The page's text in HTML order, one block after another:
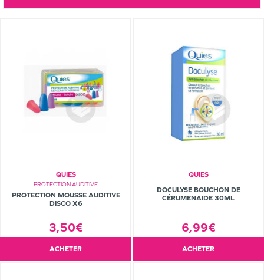
QUIES
PROTECTION AUDITIVE
PROTECTION MOUSSE AUDITIVE
DISCO X6
3,50€
ACHETER
QUIES
DOCULYSE BOUCHON DE
CÉRUMENAIDE 30ML
6,99€
ACHETER